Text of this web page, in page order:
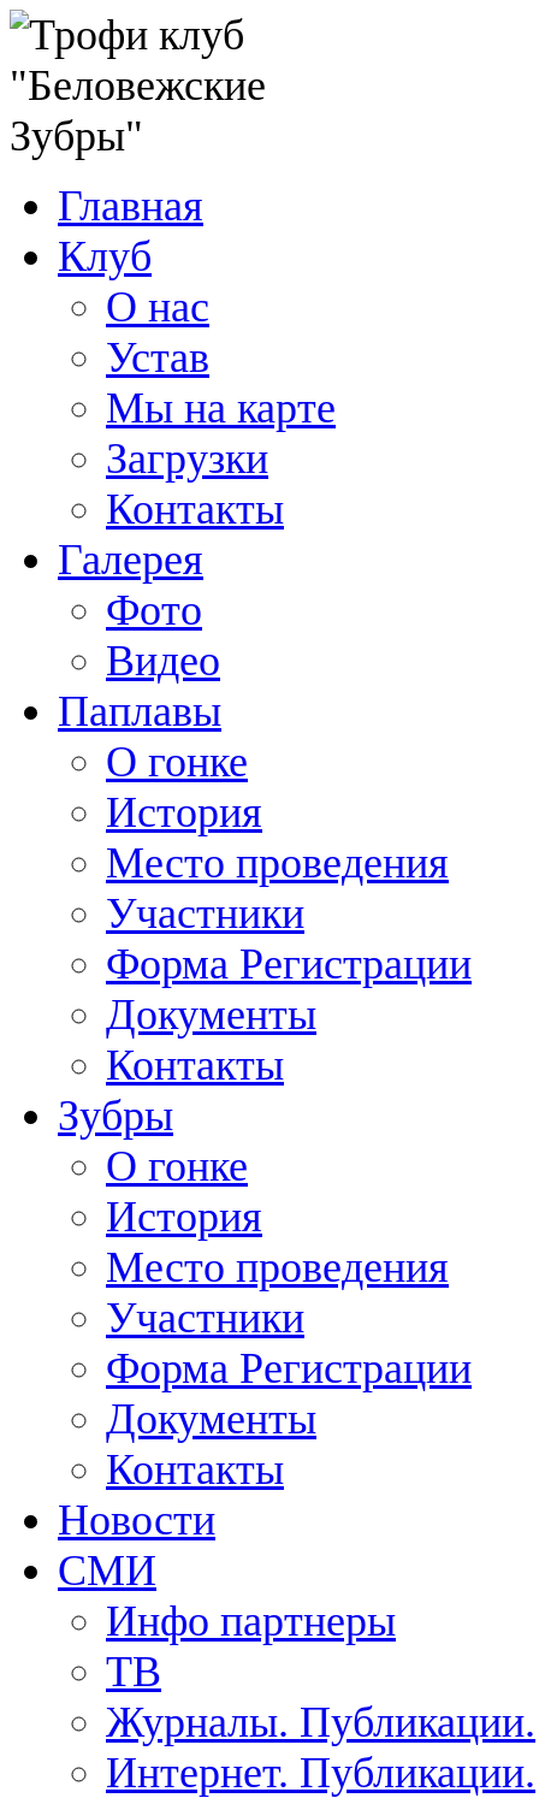
Главная
Клуб
О нас
Устав
Мы на карте
Загрузки
Контакты
Галерея
Фото
Видео
Паплавы
О гонке
История
Место проведения
Участники
Форма Регистрации
Документы
Контакты
Зубры
О гонке
История
Место проведения
Участники
Форма Регистрации
Документы
Контакты
Новости
СМИ
Инфо партнеры
ТВ
Журналы. Публикации.
Интернет. Публикации.